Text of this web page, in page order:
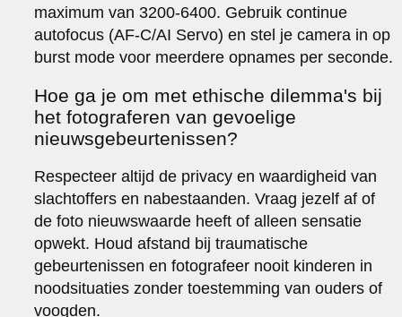
maximum van 3200-6400. Gebruik continue
autofocus (AF-C/AI Servo) en stel je camera in op
burst mode voor meerdere opnames per seconde.
Hoe ga je om met ethische dilemma's bij
het fotograferen van gevoelige
nieuwsgebeurtenissen?
Respecteer altijd de privacy en waardigheid van
slachtoffers en nabestaanden. Vraag jezelf af of
de foto nieuwswaarde heeft of alleen sensatie
opwekt. Houd afstand bij traumatische
gebeurtenissen en fotografeer nooit kinderen in
noodsituaties zonder toestemming van ouders of
voogden.